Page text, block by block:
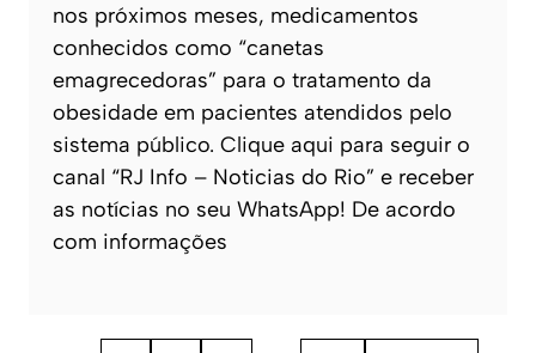
nos próximos meses, medicamentos
conhecidos como “canetas
emagrecedoras” para o tratamento da
obesidade em pacientes atendidos pelo
sistema público. Clique aqui para seguir o
canal “RJ Info – Noticias do Rio” e receber
as notícias no seu WhatsApp! De acordo
com informações